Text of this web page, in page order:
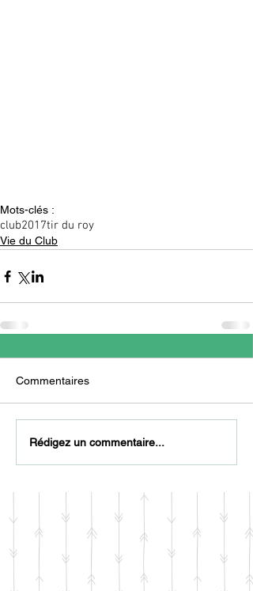
Mots-clés :
club2017tir du roy
Vie du Club
Commentaires
Rédigez un commentaire...